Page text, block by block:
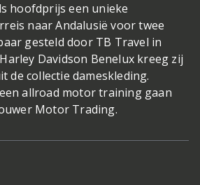
hoofdprijs een unieke
naar Andalusië voor twee
gesteld door TB Travel in
Davidson Benelux kreeg zij
de collectie dameskleding.
allroad motor training gaan
Motor Trading.